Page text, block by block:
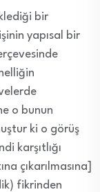
bir
yapısal bir
o bunun
ki o görüş
karşıtlığı
çıkarılmasına]
fikrinden